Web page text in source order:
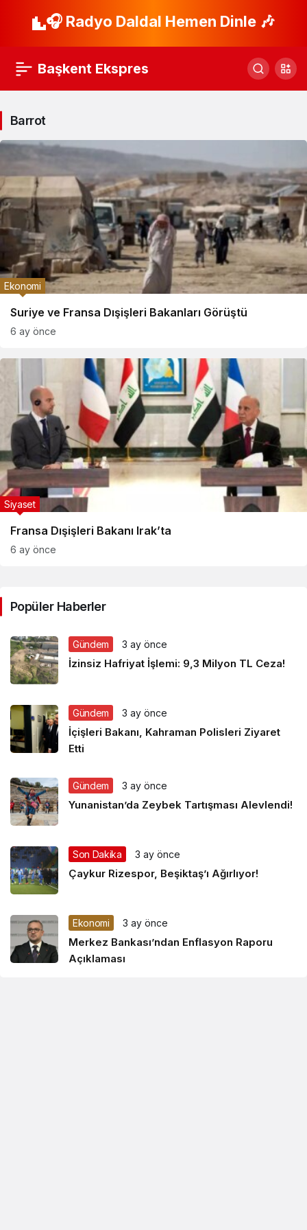
🎧 Radyo Daldal Hemen Dinle 🎶
Başkent Ekspres
Barrot
Suriye ve Fransa Dışişleri Bakanları Görüştü
Ekonomi
6 ay önce
Fransa Dışişleri Bakanı Irak’ta
Siyaset
6 ay önce
Popüler Haberler
Gündem 3 ay önce
İzinsiz Hafriyat İşlemi: 9,3 Milyon TL Ceza!
Gündem 3 ay önce
İçişleri Bakanı, Kahraman Polisleri Ziyaret
Etti
Gündem 3 ay önce
Yunanistan’da Zeybek Tartışması Alevlendi!
Son Dakika 3 ay önce
Çaykur Rizespor, Beşiktaş’ı Ağırlıyor!
Ekonomi 3 ay önce
Merkez Bankası’ndan Enflasyon Raporu
Açıklaması